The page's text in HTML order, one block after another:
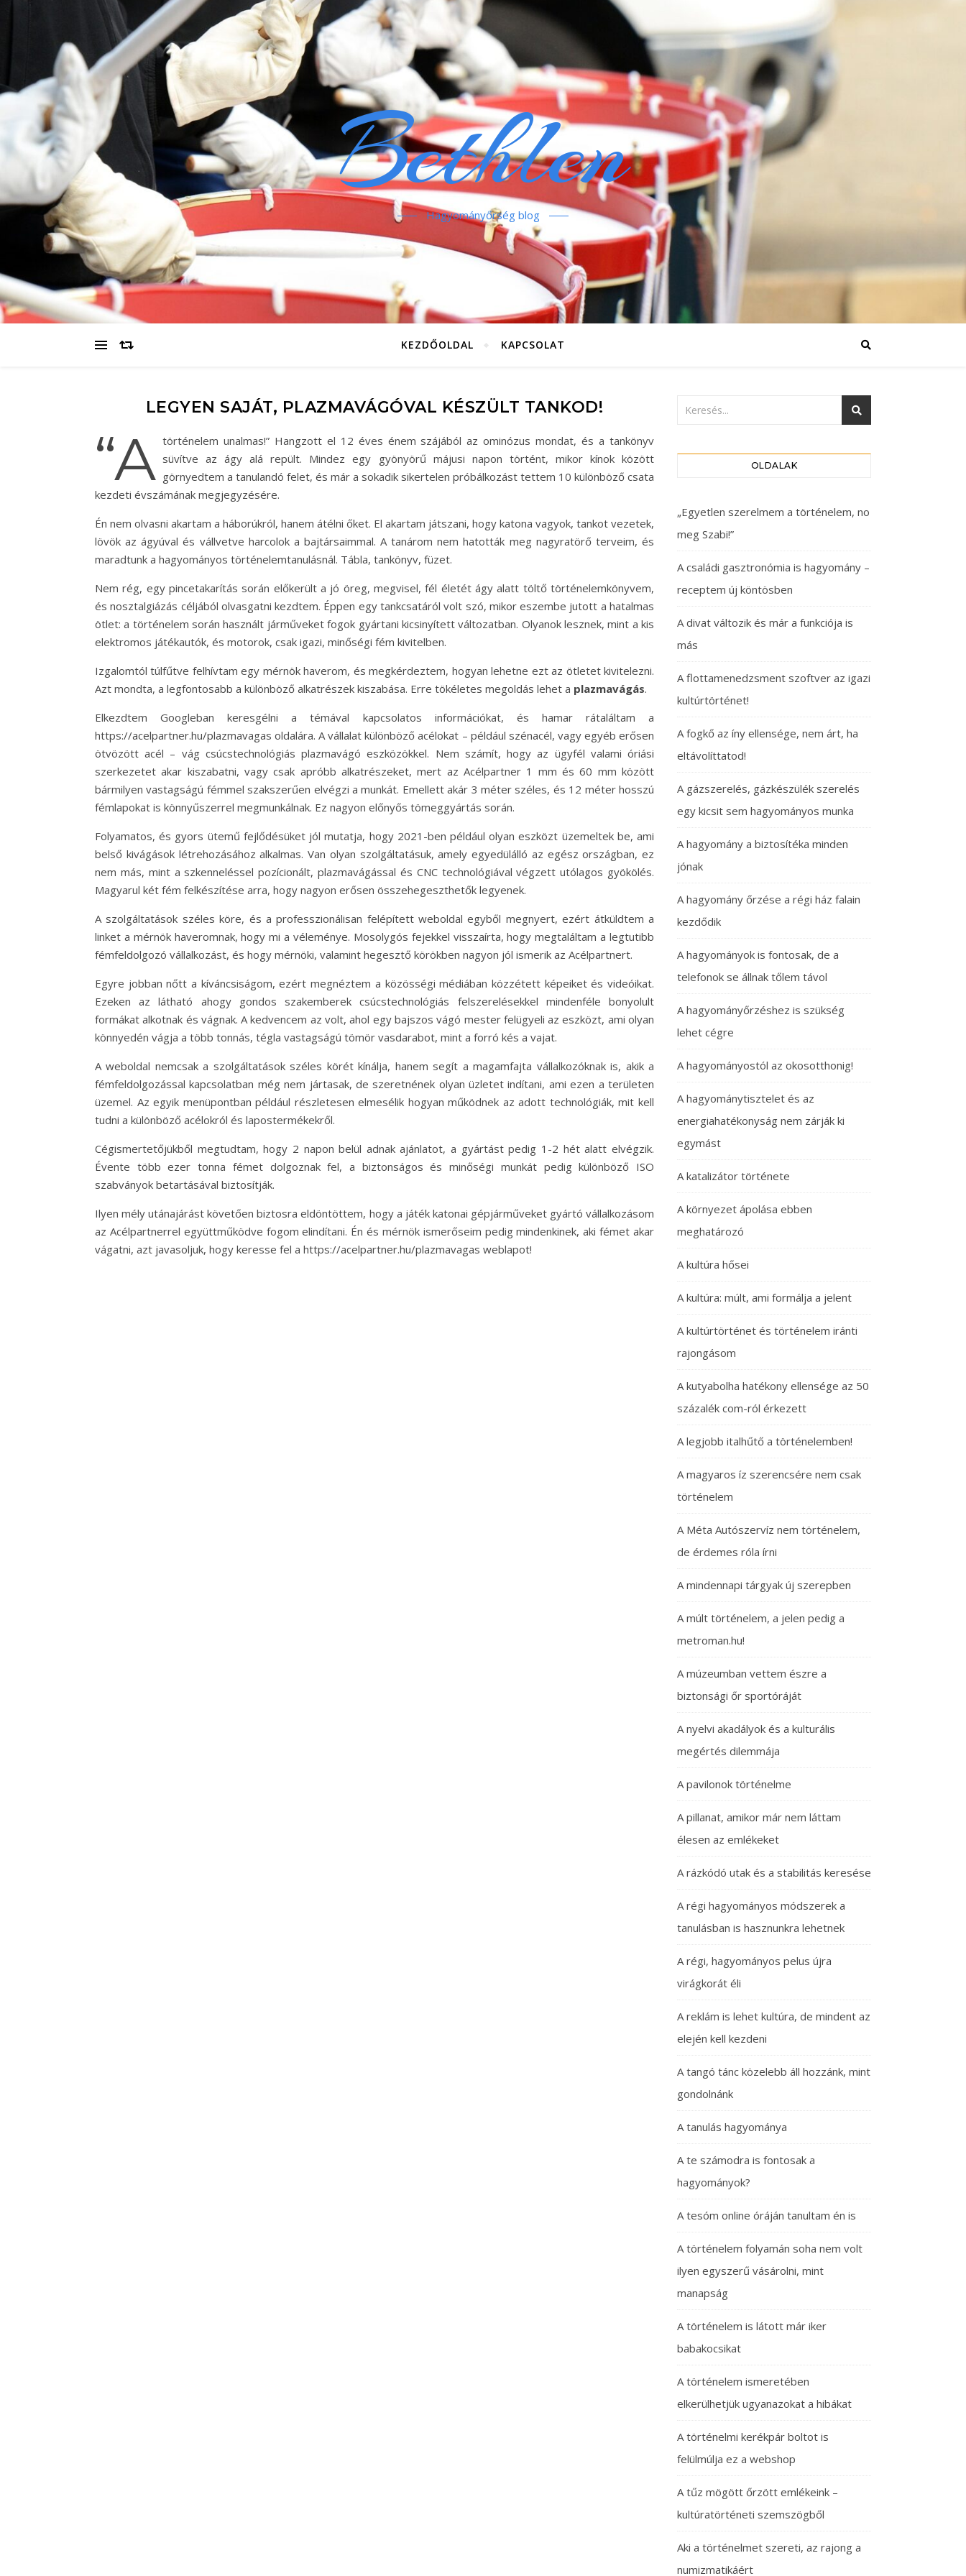
Bethlen
Hagyományőrség blog
KEZDŐOLDAL KAPCSOLAT
LEGYEN SAJÁT, PLAZMAVÁGÓVAL KÉSZÜLT TANKOD!
“A történelem unalmas!” Hangzott el 12 éves énem szájából az ominózus mondat, és a tankönyv
süvítve az ágy alá repült. Mindez egy gyönyörű májusi napon történt, mikor kínok között
görnyedtem a tanulandó felet, és már a sokadik sikertelen próbálkozást tettem 10 különböző csata
kezdeti évszámának megjegyzésére.
Én nem olvasni akartam a háborúkról, hanem átélni őket. El akartam játszani, hogy katona vagyok, tankot vezetek,
lövök az ágyúval és vállvetve harcolok a bajtársaimmal. A tanárom nem hatották meg nagyratörő terveim, és
maradtunk a hagyományos történelemtanulásnál. Tábla, tankönyv, füzet.
Nem rég, egy pincetakarítás során előkerült a jó öreg, megvisel, fél életét ágy alatt töltő történelemkönyvem,
és nosztalgiázás céljából olvasgatni kezdtem. Éppen egy tankcsatáról volt szó, mikor eszembe jutott a hatalmas
ötlet: a történelem során használt járműveket fogok gyártani kicsinyített változatban. Olyanok lesznek, mint a kis
elektromos játékautók, és motorok, csak igazi, minőségi fém kivitelben.
Izgalomtól túlfűtve felhívtam egy mérnök haverom, és megkérdeztem, hogyan lehetne ezt az ötletet kivitelezni.
Azt mondta, a legfontosabb a különböző alkatrészek kiszabása. Erre tökéletes megoldás lehet a plazmavágás.
Elkezdtem Googleban keresgélni a témával kapcsolatos információkat, és hamar rátaláltam a
https://acelpartner.hu/plazmavagas oldalára. A vállalat különböző acélokat – például szénacél, vagy egyéb erősen
ötvözött acél – vág csúcstechnológiás plazmavágó eszközökkel. Nem számít, hogy az ügyfél valami óriási
szerkezetet akar kiszabatni, vagy csak apróbb alkatrészeket, mert az Acélpartner 1 mm és 60 mm között
bármilyen vastagságú fémmel szakszerűen elvégzi a munkát. Emellett akár 3 méter széles, és 12 méter hosszú
fémlapokat is könnyűszerrel megmunkálnak. Ez nagyon előnyős tömeggyártás során.
Folyamatos, és gyors ütemű fejlődésüket jól mutatja, hogy 2021-ben például olyan eszközt üzemeltek be, ami
belső kivágások létrehozásához alkalmas. Van olyan szolgáltatásuk, amely egyedülálló az egész országban, ez
nem más, mint a szkenneléssel pozícionált, plazmavágással és CNC technológiával végzett utólagos gyökölés.
Magyarul két fém felkészítése arra, hogy nagyon erősen összehegeszthetők legyenek.
A szolgáltatások széles köre, és a professzionálisan felépített weboldal egyből megnyert, ezért átküldtem a
linket a mérnök haveromnak, hogy mi a véleménye. Mosolygós fejekkel visszaírta, hogy megtaláltam a legtutibb
fémfeldolgozó vállalkozást, és hogy mérnöki, valamint hegesztő körökben nagyon jól ismerik az Acélpartnert.
Egyre jobban nőtt a kíváncsiságom, ezért megnéztem a közösségi médiában közzétett képeiket és videóikat.
Ezeken az látható ahogy gondos szakemberek csúcstechnológiás felszerelésekkel mindenféle bonyolult
formákat alkotnak és vágnak. A kedvencem az volt, ahol egy bajszos vágó mester felügyeli az eszközt, ami olyan
könnyedén vágja a több tonnás, tégla vastagságú tömör vasdarabot, mint a forró kés a vajat.
A weboldal nemcsak a szolgáltatások széles körét kínálja, hanem segít a magamfajta vállalkozóknak is, akik a
fémfeldolgozással kapcsolatban még nem jártasak, de szeretnének olyan üzletet indítani, ami ezen a területen
üzemel. Az egyik menüpontban például részletesen elmesélik hogyan működnek az adott technológiák, mit kell
tudni a különböző acélokról és lapostermékekről.
Cégismertetőjükből megtudtam, hogy 2 napon belül adnak ajánlatot, a gyártást pedig 1-2 hét alatt elvégzik.
Évente több ezer tonna fémet dolgoznak fel, a biztonságos és minőségi munkát pedig különböző ISO
szabványok betartásával biztosítják.
Ilyen mély utánajárást követően biztosra eldöntöttem, hogy a játék katonai gépjárműveket gyártó vállalkozásom
az Acélpartnerrel együttműködve fogom elindítani. Én és mérnök ismerőseim pedig mindenkinek, aki fémet akar
vágatni, azt javasoljuk, hogy keresse fel a https://acelpartner.hu/plazmavagas weblapot!
OLDALAK
„Egyetlen szerelmem a történelem, no
meg Szabi!”
A családi gasztronómia is hagyomány –
receptem új köntösben
A divat változik és már a funkciója is
más
A flottamenedzsment szoftver az igazi
kultúrtörténet!
A fogkő az íny ellensége, nem árt, ha
eltávolíttatod!
A gázszerelés, gázkészülék szerelés
egy kicsit sem hagyományos munka
A hagyomány a biztosítéka minden
jónak
A hagyomány őrzése a régi ház falain
kezdődik
A hagyományok is fontosak, de a
telefonok se állnak tőlem távol
A hagyományőrzéshez is szükség
lehet cégre
A hagyományostól az okosotthonig!
A hagyománytisztelet és az
energiahatékonyság nem zárják ki
egymást
A katalizátor története
A környezet ápolása ebben
meghatározó
A kultúra hősei
A kultúra: múlt, ami formálja a jelent
A kultúrtörténet és történelem iránti
rajongásom
A kutyabolha hatékony ellensége az 50
százalék com-ról érkezett
A legjobb italhűtő a történelemben!
A magyaros íz szerencsére nem csak
történelem
A Méta Autószervíz nem történelem,
de érdemes róla írni
A mindennapi tárgyak új szerepben
A múlt történelem, a jelen pedig a
metroman.hu!
A múzeumban vettem észre a
biztonsági őr sportóráját
A nyelvi akadályok és a kulturális
megértés dilemmája
A pavilonok történelme
A pillanat, amikor már nem láttam
élesen az emlékeket
A rázkódó utak és a stabilitás keresése
A régi hagyományos módszerek a
tanulásban is hasznunkra lehetnek
A régi, hagyományos pelus újra
virágkorát éli
A reklám is lehet kultúra, de mindent az
elején kell kezdeni
A tangó tánc közelebb áll hozzánk, mint
gondolnánk
A tanulás hagyománya
A te számodra is fontosak a
hagyományok?
A tesóm online óráján tanultam én is
A történelem folyamán soha nem volt
ilyen egyszerű vásárolni, mint
manapság
A történelem is látott már iker
babakocsikat
A történelem ismeretében
elkerülhetjük ugyanazokat a hibákat
A történelmi kerékpár boltot is
felülmúlja ez a webshop
A tűz mögött őrzött emlékeink –
kultúratörténeti szemszögből
Aki a történelmet szereti, az rajong a
numizmatikáért